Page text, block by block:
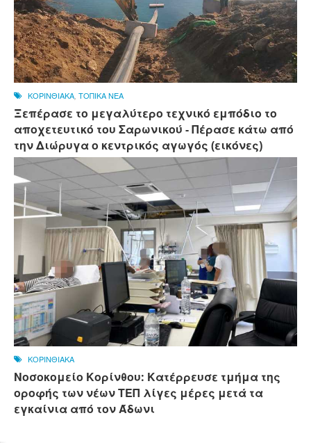
ΚΟΡΙΝΘΙΑΚΑ, ΤΟΠΙΚΑ ΝΕΑ
Ξεπέρασε το μεγαλύτερο τεχνικό εμπόδιο το
αποχετευτικό του Σαρωνικού - Πέρασε κάτω από
την Διώρυγα ο κεντρικός αγωγός (εικόνες)
ΚΟΡΙΝΘΙΑΚΑ
Νοσοκομείο Κορίνθου: Κατέρρευσε τμήμα της
οροφής των νέων ΤΕΠ λίγες μέρες μετά τα
εγκαίνια από τον Άδωνι